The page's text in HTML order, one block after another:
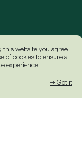
this website you agree
of cookies to ensure a
experience.
→ Got it